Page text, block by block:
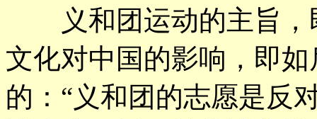
义和团运动的主旨，
文化对中国的影响，即
的：“义和团的志愿是反